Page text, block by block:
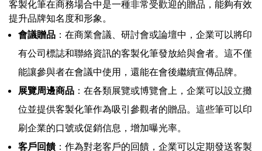
客製化筆在商務場合中是一種非常受歡迎的贈品，能夠有效
提升品牌知名度和形象。
會議贈品 ：在商業會議、研討會或論壇中，企業可以將印
有公司標誌和聯絡資訊的客製化筆發放給與會者。這不僅
能讓參與者在會議中使用，還能在會後繼續宣傳品牌。
展覽周邊商品 ：在各類展覽或博覽會上，企業可以設立攤
位並提供客製化筆作為吸引參觀者的贈品。這些筆可以印
刷企業的口號或促銷信息，增加曝光率。
客戶回饋：作為對老客戶的回饋，企業可以定期發送客製